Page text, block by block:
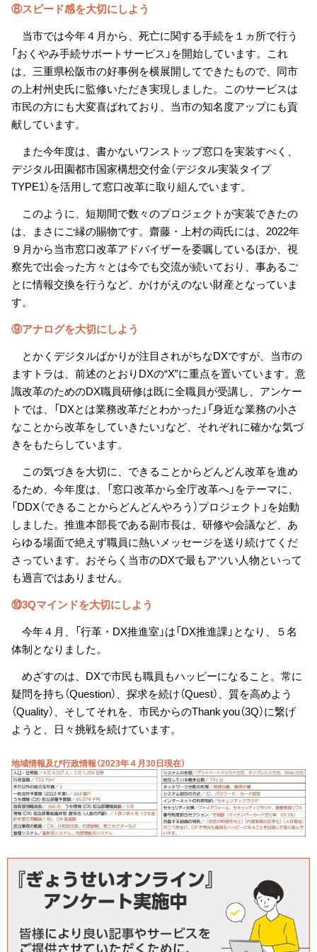
⑧スピード感を大切にしよう
当市では今年４月から、死亡に関する手続を１ヵ所で行う
「おくやみ手続サポートサービス」を開始しています。これ
は、三重県松阪市の好事例を横展開してできたもので、同市
の上村州史氏に監修いただき実現しました。このサービスは
市民の方にも大変喜ばれており、当市の知名度アップにも貢
献しています。
また今年度は、書かないワンストップ窓口を実装すべく、
デジタル田園都市国家構想交付金（デジタル実装タイプ
TYPE1）を活用して窓口改革に取り組んでいます。
このように、短期間で数々のプロジェクトが実装できたの
は、まさにご縁の賜物です。齋藤・上村の両氏には、2022年
９月から当市窓口改革アドバイザーを委嘱しているほか、視
察先で出会った方々とは今でも交流が続いており、事あるご
とに情報交換を行うなど、かけがえのない財産となっていま
す。
⑨アナログを大切にしよう
とかくデジタルばかりが注目されがちなDXですが、当市の
ますトラは、前述のとおりDXの“X”に重点を置いています。意
識改革のためのDX職員研修は既に全職員が受講し、アンケー
トでは、「DXとは業務改革だとわかった」「身近な業務の小さ
なことから改革をしていきたい」など、それぞれに確かな気づ
きをもたらしています。
この気づきを大切に、できることからどんどん改革を進め
るため、今年度は、「窓口改革から全庁改革へ」をテーマに、
「DDX（できることからどんどんやろう）プロジェクト」を始動
しました。推進本部長である副市長は、研修や会議など、あ
らゆる場面で絶えず職員に熱いメッセージを送り続けてくだ
さっています。おそらく当市のDXで最もアツい人物といって
も過言ではありません。
⑩3Qマインドを大切にしよう
今年４月、「行革・DX推進室」は「DX推進課」となり、５名
体制となりました。
めざすのは、DXで市民も職員もハッピーになること。常に
疑問を持ち（Question）、探求を続け（Quest）、質を高めよう
（Quality）、そしてそれを、市民からのThank you（3Q）に繋げ
ようと、日々挑戦を続けています。
地域情報及び行政情報（2023年４月30日現在）